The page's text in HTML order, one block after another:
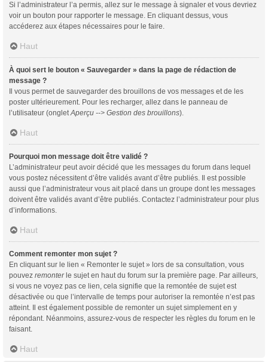
Si l’administrateur l’a permis, allez sur le message à signaler et vous devriez
voir un bouton pour rapporter le message. En cliquant dessus, vous
accéderez aux étapes nécessaires pour le faire.
Haut
À quoi sert le bouton « Sauvegarder » dans la page de rédaction de
message ?
Il vous permet de sauvegarder des brouillons de vos messages et de les
poster ultérieurement. Pour les recharger, allez dans le panneau de
l’utilisateur (ongletAperçu --> Gestion des brouillons).
Haut
Pourquoi mon message doit être validé ?
L’administrateur peut avoir décidé que les messages du forum dans lequel
vous postez nécessitent d’être validés avant d’être publiés. Il est possible
aussi que l’administrateur vous ait placé dans un groupe dont les messages
doivent être validés avant d’être publiés. Contactez l’administrateur pour plus
d’informations.
Haut
Comment remonter mon sujet ?
En cliquant sur le lien « Remonter le sujet » lors de sa consultation, vous
pouvez remonterle sujet en haut du forum sur la première page. Par ailleurs,
si vous ne voyez pas ce lien, cela signifie que la remontée de sujet est
désactivée ou que l’intervalle de temps pour autoriser la remontée n’est pas
atteint. Il est également possible de remonter un sujet simplement en y
répondant. Néanmoins, assurez-vous de respecter les règles du forum en le
faisant.
Haut